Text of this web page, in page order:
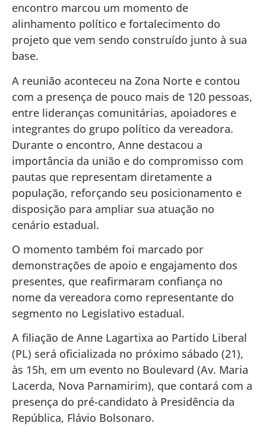
encontro marcou um momento de
alinhamento político e fortalecimento do
projeto que vem sendo construído junto à sua
base.
A reunião aconteceu na Zona Norte e contou
com a presença de pouco mais de 120 pessoas,
entre lideranças comunitárias, apoiadores e
integrantes do grupo político da vereadora.
Durante o encontro, Anne destacou a
importância da união e do compromisso com
pautas que representam diretamente a
população, reforçando seu posicionamento e
disposição para ampliar sua atuação no
cenário estadual.
O momento também foi marcado por
demonstrações de apoio e engajamento dos
presentes, que reafirmaram confiança no
nome da vereadora como representante do
segmento no Legislativo estadual.
A filiação de Anne Lagartixa ao Partido Liberal
(PL) será oficializada no próximo sábado (21),
às 15h, em um evento no Boulevard (Av. Maria
Lacerda, Nova Parnamirim), que contará com a
presença do pré-candidato à Presidência da
República, Flávio Bolsonaro.